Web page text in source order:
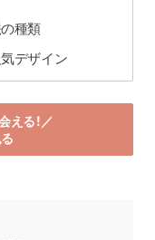
種類
デザイン
える！／